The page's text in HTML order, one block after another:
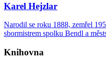
Karel Hejzlar
Narodil se roku 1888, zemřel
sbormistrem spolku Bendl a
Knihovna